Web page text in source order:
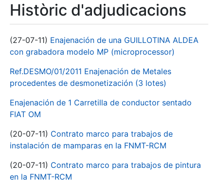
Històric d'adjudicacions
(27-07-11) Enajenación de una GUILLOTINA ALDEA
con grabadora modelo MP (microprocessor)
Ref.DESMO/01/2011 Enajenación de Metales
procedentes de desmonetización (3 lotes)
Enajenación de 1 Carretilla de conductor sentado
FIAT OM
(20-07-11) Contrato marco para trabajos de
instalación de mamparas en la FNMT-RCM
(20-07-11) Contrato marco para trabajos de pintura
en la FNMT-RCM